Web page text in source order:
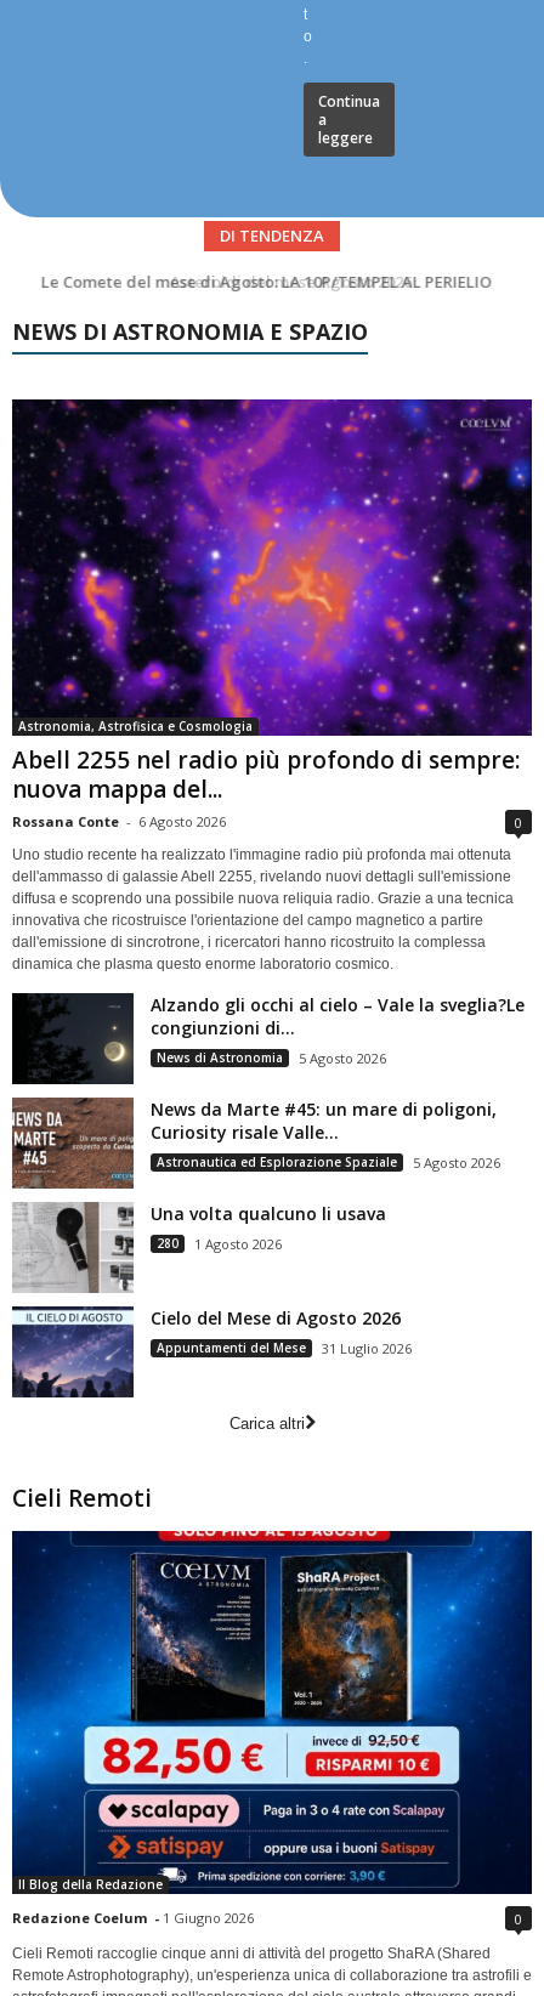
t
o
.
Continua
a
leggere
DI TENDENZA
Asteroidi del mese Agosto 2026
NEWS DI ASTRONOMIA E SPAZIO
Astronomia, Astrofisica e Cosmologia
Abell 2255 nel radio più profondo di sempre:
nuova mappa del...
Rossana Conte - 6 Agosto 2026 0
Uno studio recente ha realizzato l'immagine radio più profonda mai ottenuta
dell'ammasso di galassie Abell 2255, rivelando nuovi dettagli sull'emissione
diffusa e scoprendo una possibile nuova reliquia radio. Grazie a una tecnica
innovativa che ricostruisce l'orientazione del campo magnetico a partire
dall'emissione di sincrotrone, i ricercatori hanno ricostruito la complessa
dinamica che plasma questo enorme laboratorio cosmico.
Alzando gli occhi al cielo – Vale la sveglia?Le
congiunzioni di...
News di Astronomia 5 Agosto 2026
News da Marte #45: un mare di poligoni,
Curiosity risale Valle...
Astronautica ed Esplorazione Spaziale 5 Agosto 2026
Una volta qualcuno li usava
280 1 Agosto 2026
Cielo del Mese di Agosto 2026
Appuntamenti del Mese 31 Luglio 2026
Carica altri
Cieli Remoti
Il Blog della Redazione
Redazione Coelum - 1 Giugno 2026 0
Cieli Remoti raccoglie cinque anni di attività del progetto ShaRA (Shared
Remote Astrophotography), un'esperienza unica di collaborazione tra astrofili e